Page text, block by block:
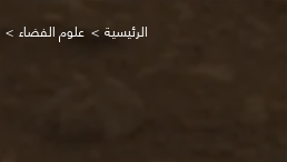
الرئيسية علوم الفضاء